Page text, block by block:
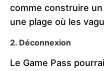
comme construire
une plage où les
2. Déconnexion
Le Game Pass